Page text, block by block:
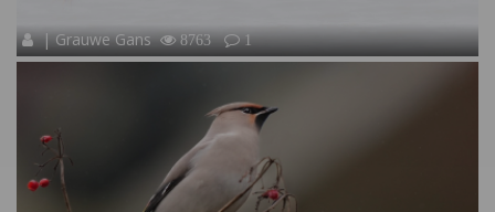
| Grauwe Gans 8763 1